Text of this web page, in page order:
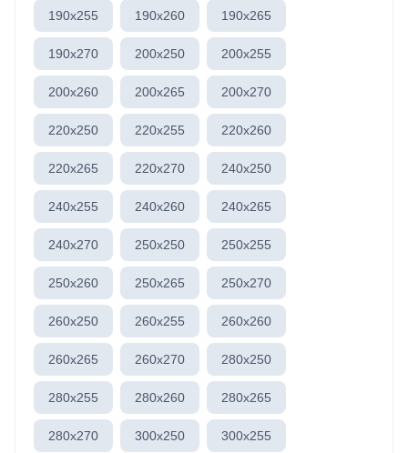
190x255 190x260 190x265
190x270 200x250 200x255
200x260 200x265 200x270
220x250 220x255 220x260
220x265 220x270 240x250
240x255 240x260 240x265
240x270 250x250 250x255
250x260 250x265 250x270
260x250 260x255 260x260
260x265 260x270 280x250
280x255 280x260 280x265
280x270 300x250 300x255